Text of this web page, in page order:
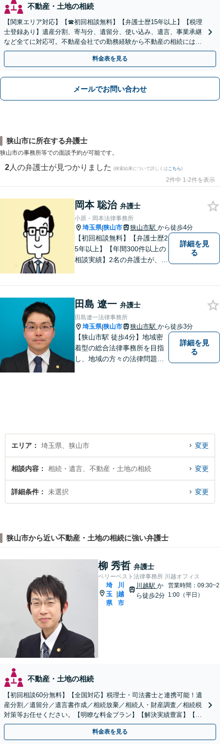
不動産・土地の相続
【関東エリア対応】【☎︎初回相談無料】【弁護士歴15年以上】【税理
士登録あり】遺産分割、寄与分、遺留分、使い込み、遺言、事業承継
など全てに対応可。不動産会社での勤務経験から不動産の相続には特
に的確に対応【出張サービス】【夜間・休日面談】
料金表を見る
メールでお問い合わせ
狭山市に所在する弁護士
狭山市の事務所等での面談予約が可能です。
2 人の弁護士が見つかりました (検索結果について詳しくは こちら)
2件中 1-2件を表示
岡本 聡治 弁護士
小原・岡本法律事務所
埼玉県|狭山市 狭山市駅 から徒歩4分
【初回相談無料】【弁護士歴2
5年以上】【年間300件以上の
相談実績】2名の弁護士が、さ
談ください【相続】税理士や
司法書士などと連携し、複雑
な案件も対応。【狭山市駅4
分】
詳細を見
る
田島 遼一 弁護士
田島遼一法律事務所
埼玉県|狭山市 狭山市駅 から徒歩3分
【狭山市駅 徒歩4分】地域密
着型の総合法律事務所を目指
し、地域の方々の法律問題を
詳細を見
る
エリア 埼玉県、狭山市 変更
相談内容 相続・遺言、不動産・土地の相続 変更
詳細条件 未選択 変更
狭山市から近い不動産・土地の相続に強い弁護士
柳 秀哲 弁護士
ベリーベスト法律事務所 川越オフィス
埼
玉
県
川
越
市
川越駅 か
ら徒歩2分
営業時間：09:30~2
1:00（平日）
不動産・土地の相続
【初回相談60分無料】【全国対応】税理士・司法書士と連携可能！遺
産分割／遺留分／遺言書作成／相続放棄／相続人・財産調査／相続税
対策等お任せください。【明瞭な料金プラン】【解決実績豊富】【電
話相談可】
料金表を見る